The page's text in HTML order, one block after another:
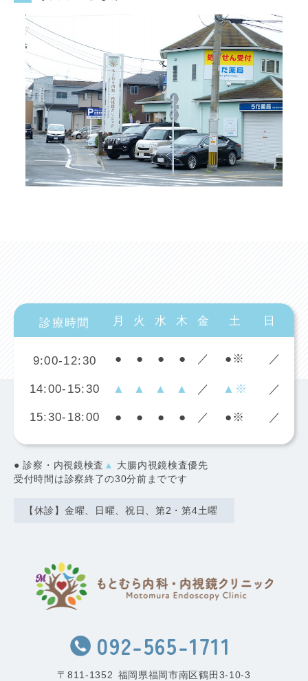
診療時間 月 火 水 木 金 土 日
9:00-12:30 ● ● ● ● ／ ●※ ／
14:00-15:30 ▲ ▲ ▲ ▲ ／ ▲※ ／
15:30-18:00 ● ● ● ● ／ ●※ ／
● 診察・内視鏡検査 ▲ 大腸内視鏡検査優先
受付時間は診察終了の30分前までです
【休診】金曜、日曜、祝日、第2・第4土曜
092-565-1711
〒811-1352 福岡県福岡市南区鶴田3-10-3